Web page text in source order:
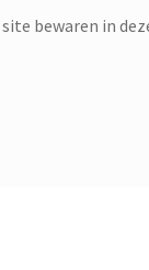
bewaren in